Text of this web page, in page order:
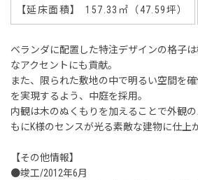
【延床面積】 157.33㎡（47.59坪）
ベランダに配置した特注デザインの格子
なアクセントにも貢献。
また、限られた敷地の中で明るい空間を
を実現するよう、中庭を採用。
内観は木のぬくもりを加えることで外観
もにK様のセンスが光る素敵な建物に仕上
【その他情報】
●竣工/2012年6月